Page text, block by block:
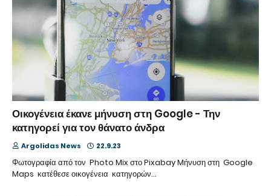
Οικογένεια έκανε μήνυση στη Google - Την
κατηγορεί για τον θάνατο άνδρα
Argolidas News 22.9.23
Φωτογραφία από τον Photo Mix στο Pixabay Mήνυση στη Google
Maps κατέθεσε οικογένεια κατηγορών…